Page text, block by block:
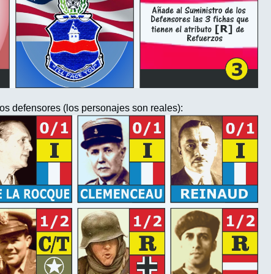
(los personajes son reales):